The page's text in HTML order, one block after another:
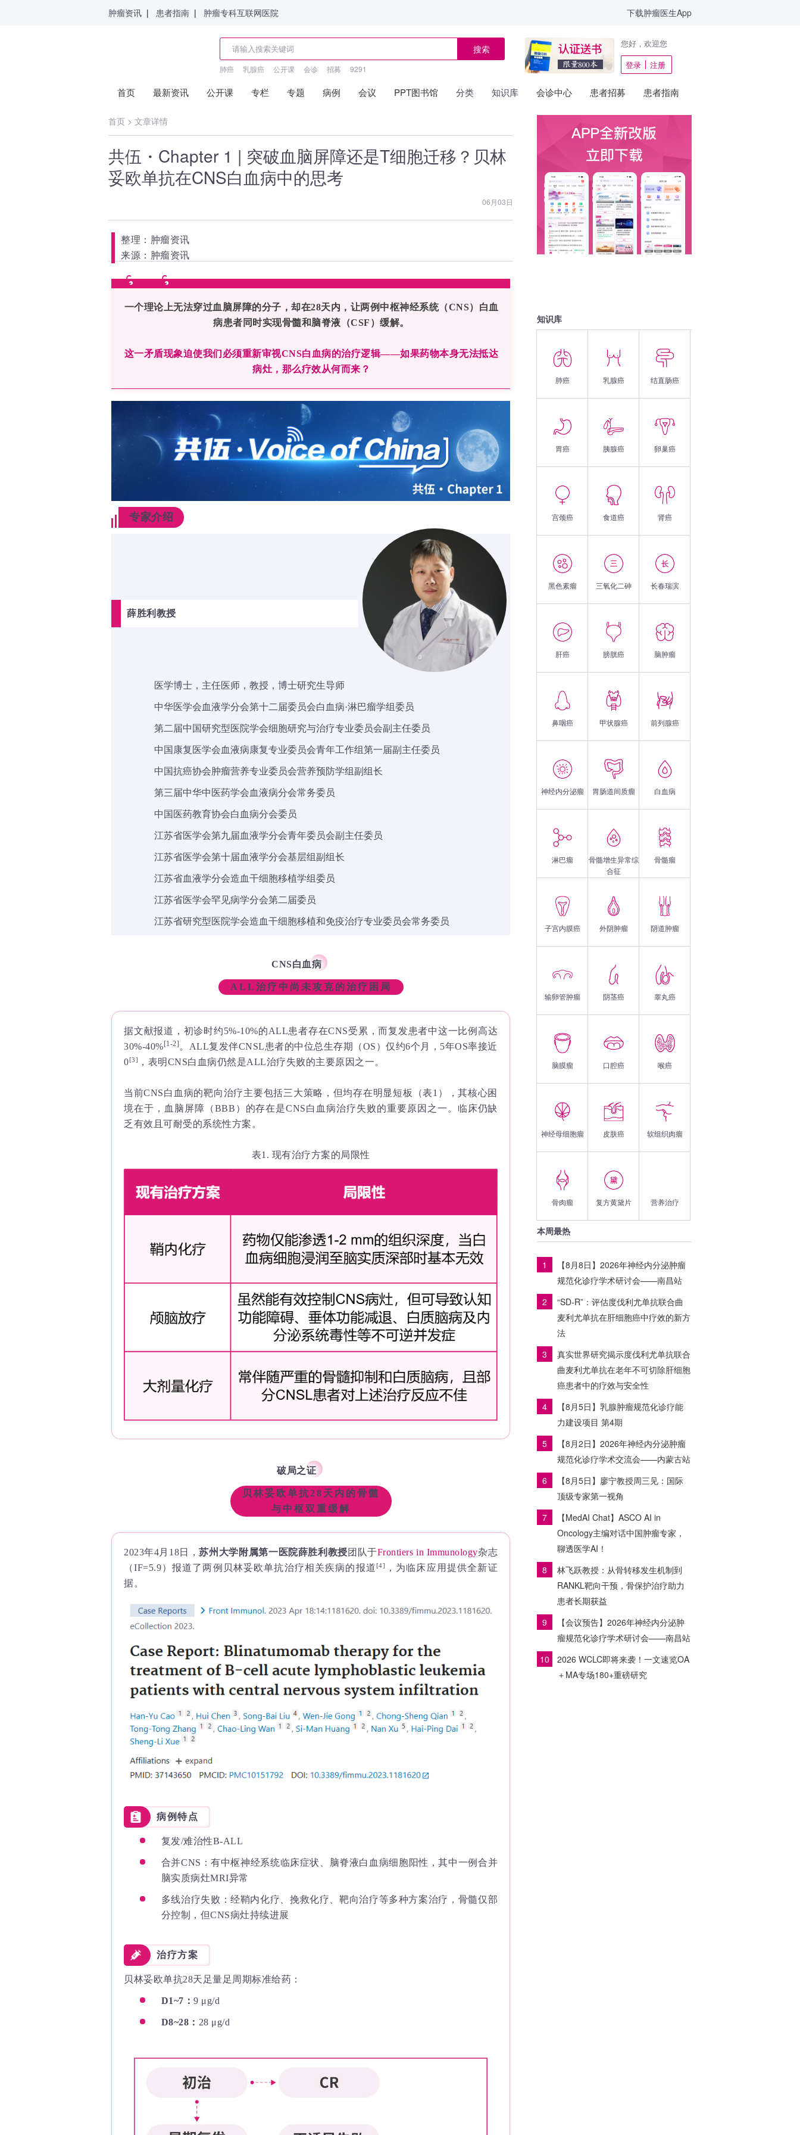
肿瘤资讯 | 患者指南 | 肿瘤专科互联网医院 下载肿瘤医生App
搜索
肺癌 乳腺癌 公开课 会诊 招募 9291
您好，欢迎您
登录
注册
首页 最新资讯 公开课 专栏 专题 病例 会议 PPT图书馆 分类 知识库 会诊中心 患者招募 患者指南
知识库
肺癌 乳腺癌 结直肠癌
胃癌 胰腺癌 卵巢癌
宫颈癌 食道癌 肾癌
黑色素瘤 三氧化二砷 长春瑞滨
肝癌 膀胱癌 脑肿瘤
鼻咽癌 甲状腺癌 前列腺癌
神经内分泌瘤 胃肠道间质瘤 白血病
淋巴瘤
骨髓增生异常综
合征
骨髓瘤
子宫内膜癌 外阴肿瘤 阴道肿瘤
输卵管肿瘤 阴茎癌 睾丸癌
脑膜瘤 口腔癌 喉癌
神经母细胞瘤 皮肤癌 软组织肉瘤
骨肉瘤 复方黄黛片 营养治疗
本周最热
1
【8月8日】2026年神经内分泌肿瘤
规范化诊疗学术研讨会——南昌站
2
“SD-R”：评估度伐利尤单抗联合曲
麦利尤单抗在肝细胞癌中疗效的新方
法
3
真实世界研究揭示度伐利尤单抗联合
曲麦利尤单抗在老年不可切除肝细胞
癌患者中的疗效与安全性
4
【8月5日】乳腺肿瘤规范化诊疗能
力建设项目 第4期
5
【8月2日】2026年神经内分泌肿瘤
规范化诊疗学术交流会——内蒙古站
6
【8月5日】廖宁教授周三见：国际
顶级专家第一视角
7
【MedAI Chat】ASCO AI in
Oncology主编对话中国肿瘤专家，
聊透医学AI！
8
林飞跃教授：从骨转移发生机制到
RANKL靶向干预，骨保护治疗助力
患者长期获益
9
【会议预告】2026年神经内分泌肿
瘤规范化诊疗学术研讨会——南昌站
10
2026 WCLC即将来袭！一文速览OA
＋MA专场180+重磅研究
首页 > 文章详情
共伍・Chapter 1 | 突破血脑屏障还是T细胞迁移？贝林
妥欧单抗在CNS白血病中的思考
06月03日
整理：肿瘤资讯
来源：肿瘤资讯
一个理论上无法穿过血脑屏障的分子，却在28天内，让两例中枢神经系统（CNS）白血
病患者同时实现骨髓和脑脊液（CSF）缓解。
这一矛盾现象迫使我们必须重新审视CNS白血病的治疗逻辑——如果药物本身无法抵达
病灶，那么疗效从何而来？
专家介绍
薛胜利 教授
医学博士，主任医师，教授，博士研究生导师
中华医学会血液学分会第十二届委员会白血病·淋巴瘤学组委员
第二届中国研究型医院学会细胞研究与治疗专业委员会副主任委员
中国康复医学会血液病康复专业委员会青年工作组第一届副主任委员
中国抗癌协会肿瘤营养专业委员会营养预防学组副组长
第三届中华中医药学会血液病分会常务委员
中国医药教育协会白血病分会委员
江苏省医学会第九届血液学分会青年委员会副主任委员
江苏省医学会第十届血液学分会基层组副组长
江苏省血液学分会造血干细胞移植学组委员
江苏省医学会罕见病学分会第二届委员
江苏省研究型医院学会造血干细胞移植和免疫治疗专业委员会常务委员
CNS白血病
ALL治疗中尚未攻克的治疗困局
据文献报道，初诊时约5%-10%的ALL患者存在CNS受累，而复发患者中这一比例高达
30%-40% [1-2] 。ALL复发伴CNSL患者的中位总生存期（OS）仅约6个月，5年OS率接近
0[3] ，表明CNS白血病仍然是ALL治疗失败的主要原因之一。
当前CNS白血病的靶向治疗主要包括三大策略，但均存在明显短板（表1），其核心困
境在于，血脑屏障（BBB）的存在是CNS白血病治疗失败的重要原因之一。临床仍缺
乏有效且可耐受的系统性方案。
表1. 现有治疗方案的局限性
破局之证
贝林妥欧单抗28天内的骨髓
与中枢双重缓解
2023年4月18日，苏州大学附属第一医院薛胜利教授团队于Frontiers in Immunology杂志
（IF=5.9）报道了两例贝林妥欧单抗治疗相关疾病的报道[4]
，为临床应用提供全新证
据。
病例特点
复发/难治性B-ALL
合并CNS：有中枢神经系统临床症状、脑脊液白血病细胞阳性，其中一例合并
脑实质病灶MRI异常
多线治疗失败：经鞘内化疗、挽救化疗、靶向治疗等多种方案治疗，骨髓仅部
分控制，但CNS病灶持续进展
治疗方案
贝林妥欧单抗28天足量足周期标准给药：
D1~7：9 μg/d
D8~28： 28 μg/d